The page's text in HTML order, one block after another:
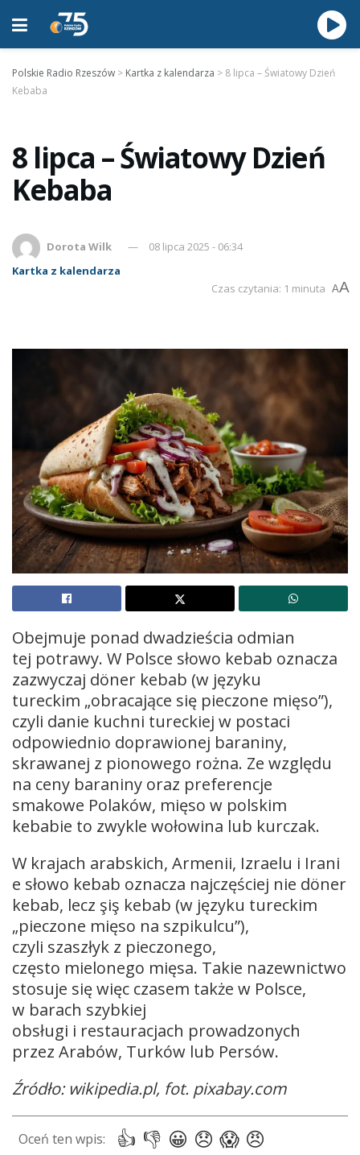
Polskie Radio Rzeszów > Kartka z kalendarza > 8 lipca – Światowy Dzień
Kebaba
8 lipca – Światowy Dzień
Kebaba
Dorota Wilk
08 lipca 2025 - 06:34
Kartka z kalendarza
Czas czytania: 1 minuta AA
Obejmuje ponad dwadzieścia odmian
tej potrawy. W Polsce słowo kebab oznacza
zazwyczaj döner kebab (w języku
tureckim „obracające się pieczone mięso”),
czyli danie kuchni tureckiej w postaci
odpowiednio doprawionej baraniny,
skrawanej z pionowego rożna. Ze względu
na ceny baraniny oraz preferencje
smakowe Polaków, mięso w polskim
kebabie to zwykle wołowina lub kurczak.
W krajach arabskich, Armenii, Izraelu i Irani
e słowo kebab oznacza najczęściej nie döner
kebab, lecz şiş kebab (w języku tureckim
„pieczone mięso na szpikulcu”),
czyli szaszłyk z pieczonego,
często mielonego mięsa. Takie nazewnictwo
stosuje się więc czasem także w Polsce,
w barach szybkiej
obsługi i restauracjach prowadzonych
przez Arabów, Turków lub Persów.
Źródło: wikipedia.pl, fot. pixabay.com